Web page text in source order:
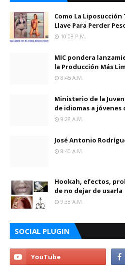
Como La Liposucción
Llave Para Perder
10:08 P.m.
MIC pondera
la Producción Más
8:45 A.m.
Ministerio de la
de idiomas a jóvenes
9:28 A.m.
José Antonio
8:40 A.m.
Hookah, efectos,
de no dejar de usarla
9:38 A.m.
SOCIAL PLUGIN